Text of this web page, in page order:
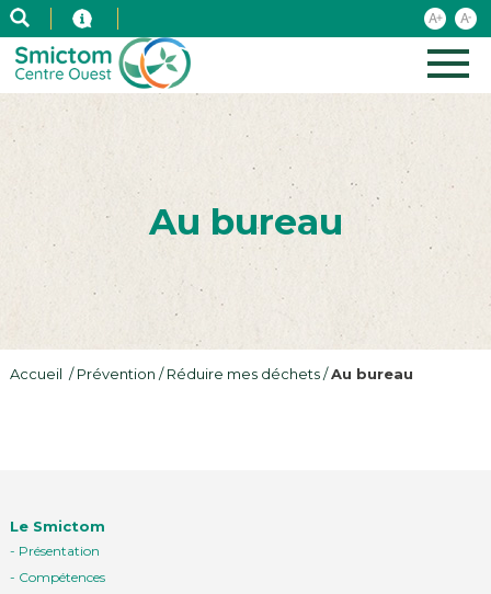
Au bureau
Accueil Prévention Réduire mes déchets Au bureau
Le Smictom
Présentation
Compétences